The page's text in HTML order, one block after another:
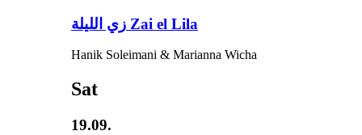
زي‌ اللیلة Zai el Lila
Hanik Soleimani & Marianna Wicha
Sat
19.09.